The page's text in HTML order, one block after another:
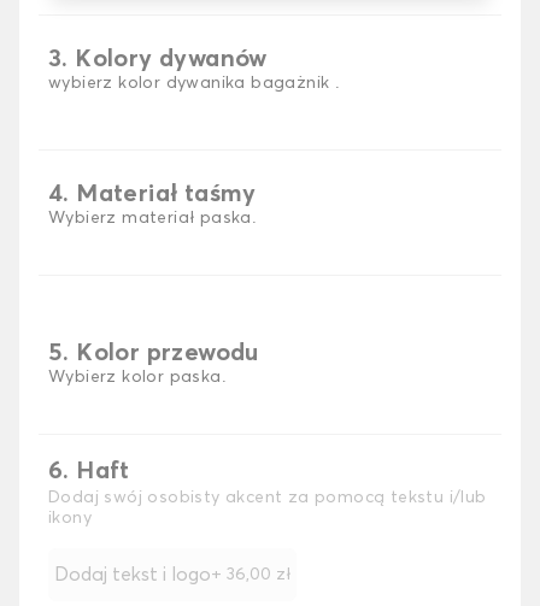
3. Kolory dywanów
wybierz kolor dywanika bagażnik .
4. Materiał taśmy
Wybierz materiał paska.
5. Kolor przewodu
Wybierz kolor paska.
6. Haft
Dodaj swój osobisty akcent za pomocą tekstu i/lub
ikony
Dodaj tekst i logo+ 36,00 zł